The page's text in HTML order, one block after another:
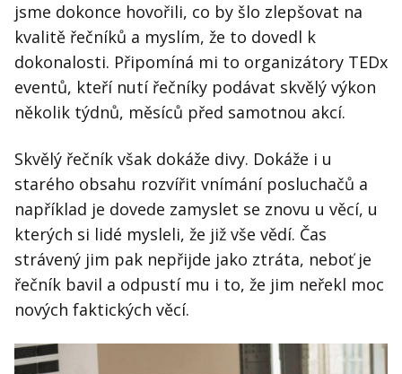
jsme dokonce hovořili, co by šlo zlepšovat na
kvalitě řečníků a myslím, že to dovedl k
dokonalosti. Připomíná mi to organizátory TEDx
eventů, kteří nutí řečníky podávat skvělý výkon
několik týdnů, měsíců před samotnou akcí.
Skvělý řečník však dokáže divy. Dokáže i u
starého obsahu rozvířit vnímání posluchačů a
například je dovede zamyslet se znovu u věcí, u
kterých si lidé mysleli, že již vše vědí. Čas
strávený jim pak nepřijde jako ztráta, neboť je
řečník bavil a odpustí mu i to, že jim neřekl moc
nových faktických věcí.